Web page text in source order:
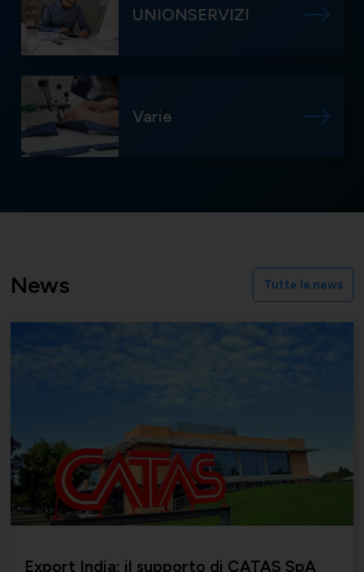
UNIONSERVIZI
Varie
News Tutte le news
Export India: il supporto di CATAS SpA